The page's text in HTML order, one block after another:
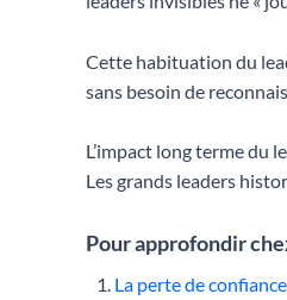
Cette habituation du
sans besoin de
L’impact long terme du
Les grands leaders
Pour approfondir
La perte de